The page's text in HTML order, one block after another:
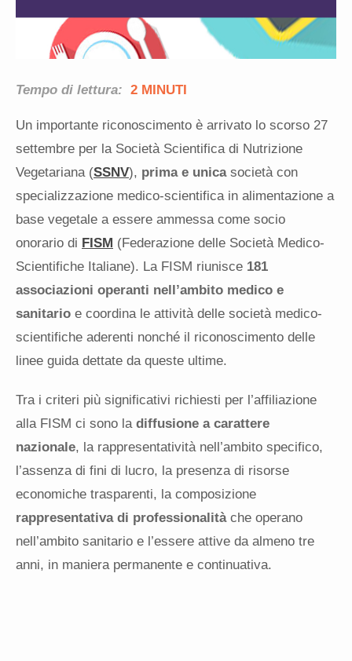
Tempo di lettura: 2 MINUTI
Un importante riconoscimento è arrivato lo scorso 27
settembre per la Società Scientifica di Nutrizione
Vegetariana (SSNV), prima e unicasocietà con
specializzazione medico-scientifica in alimentazione a
base vegetale a essere ammessa come socio
onorario di FISM (Federazione delle Società Medico-
Scientifiche Italiane). La FISM riunisce 181
associazioni operanti nell’ambito medico e
sanitario e coordina le attività delle società medico-
scientifiche aderenti nonché il riconoscimento delle
linee guida dettate da queste ultime.
Tra i criteri più significativi richiesti per l’affiliazione
alla FISM ci sono la diffusione a carattere
nazionale, la rappresentatività nell’ambito specifico,
l’assenza di fini di lucro, la presenza di risorse
economiche trasparenti, la composizione
rappresentativa di professionalitàche operano
nell’ambito sanitario e l’essere attive da almeno tre
anni, in maniera permanente e continuativa.